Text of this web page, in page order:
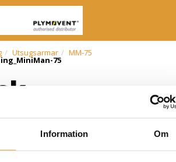
Information Om
Utsugsarmar MM-75
75